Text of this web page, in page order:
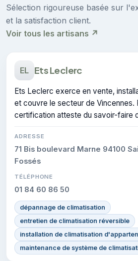
Sélection rigoureuse basée sur
et la satisfaction client.
Voir tous les artisans ↗
EL Ets Leclerc
Ets Leclerc exerce en vente,
et couvre le secteur de Vincennes.
certification atteste du savoir-faire
ADRESSE
71 Bis boulevard Marne 94100
Fossés
TÉLÉPHONE
01 84 60 86 50
dépannage de climatisation
entretien de climatisation réversible
installation de climatisation
maintenance de système de